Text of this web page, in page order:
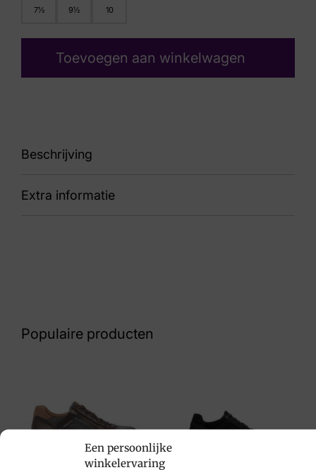
Een persoonlijke
winkelervaring
7½ 9½ 10
Toevoegen aan winkelwagen
Beschrijving
87 Noppi G½
Extra informatie
Van Bommel
Artikelnummer
Populaire producten